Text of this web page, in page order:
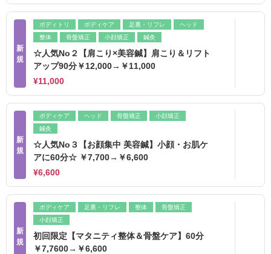
新
規
ボディトリ ボディケア 足裏・リフレ
ヘッド
整体
骨盤矯正 小顔矯正 鍼灸
☆人気No２【肩こり×美容鍼】肩こり＆リフト
アップ90分￥12,000→￥11,000
¥11,000
新
規
ボディケア ヘッド 骨盤矯正
小顔矯正
鍼灸
☆人気No３【お顔集中 美容鍼】小顔・お肌ケ
アに60分☆ ￥7,700→￥6,600
¥6,600
新
規
ボディケア 足裏・リフレ 整体
骨盤矯正
小顔矯正
初回限定【マタニティ整体＆骨盤ケア】60分
￥7,7600→￥6,600